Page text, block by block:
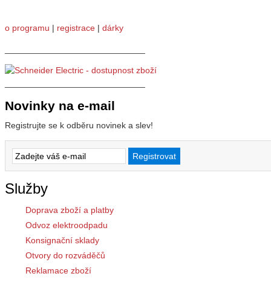
o programu | registrace | dárky
Novinky na e-mail
Registrujte se k odběru novinek a slev!
Služby
Doprava zboží a platby
Odvoz elektroodpadu
Konsignační sklady
Otvory do rozváděčů
Reklamace zboží